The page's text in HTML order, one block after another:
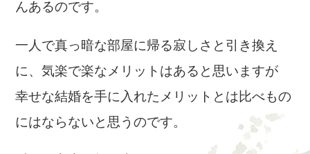
んあるのです。
一人で真っ暗な部屋に帰る寂しさと引き換え
に、気楽で楽なメリットはあると思いますが
幸せな結婚を手に入れたメリットとは比べもの
にはならないと思うのです。